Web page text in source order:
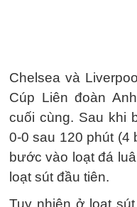
Chelsea và
Cúp Liên đoàn
cuối cùng. Sau khi
0-0 sau 120 phút (4
bước vào loạt đá
loạt sút đầu tiên.
Tuy nhiên ở loạt